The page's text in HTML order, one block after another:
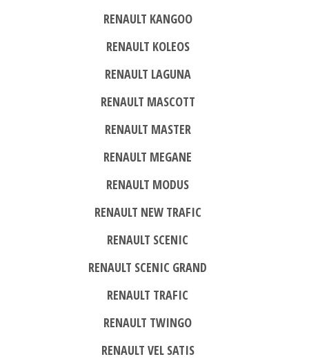
RENAULT KANGOO
RENAULT KOLEOS
RENAULT LAGUNA
RENAULT MASCOTT
RENAULT MASTER
RENAULT MEGANE
RENAULT MODUS
RENAULT NEW TRAFIC
RENAULT SCENIC
RENAULT SCENIC GRAND
RENAULT TRAFIC
RENAULT TWINGO
RENAULT VEL SATIS